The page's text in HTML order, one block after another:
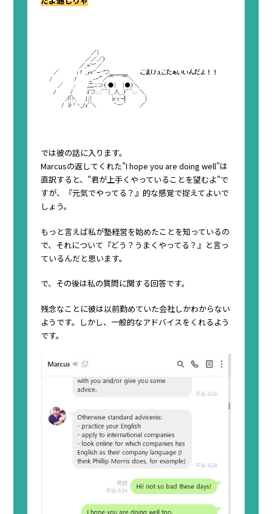
では彼の話に入ります。
Marcusの返してくれた”I hope you are doing well”は
直訳すると、”君が上手くやっていることを望むよ”で
すが、『元気でやってる？』的な感覚で捉えてよいで
しょう。
もっと言えば私が塾経営を始めたことを知っているの
で、それについて『どう？うまくやってる？』と言っ
ているんだと思います。
で、その後は私の質問に関する回答です。
残念なことに彼は以前勤めていた会社しかわからない
ようです。しかし、一般的なアドバイスをくれるよう
です。